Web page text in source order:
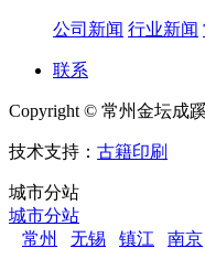
公司新闻 行业新闻
联系
Copyright © 常州金坛成
技术支持： 古籍印刷
城市分站
城市分站
常州
无锡 镇江 南京